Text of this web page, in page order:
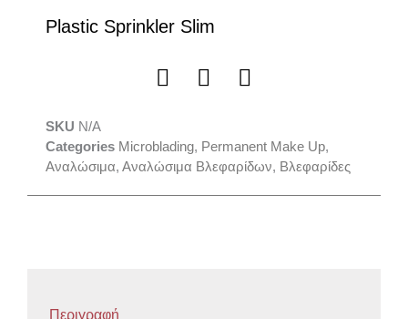
Plastic Sprinkler Slim
SKU N/A
Categories Microblading, Permanent Make Up,
Αναλώσιμα, Αναλώσιμα Βλεφαρίδων, Βλεφαρίδες
Περιγραφή